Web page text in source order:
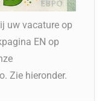
uw vacature op
EN op
Zie hieronder.